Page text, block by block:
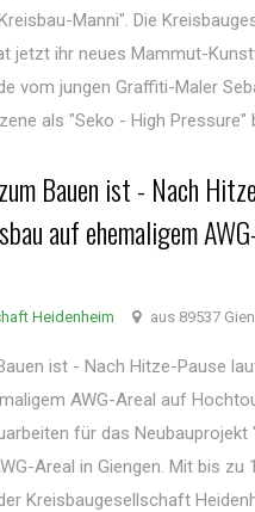
Manni". Die
jetzt ihr neues Mammut-
vom jungen Graffiti-Maler
als "Seko - High Pressure"
Bauen ist - Nach
auf ehemaligem
Heidenheim aus 89537
ist - Nach Hitze-Pause
AWG-Areal auf
für das Neubauprojekt
Areal in Giengen. Mit bis zu
Kreisbaugesellschaft